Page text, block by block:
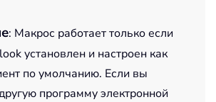
: Макрос работает только если
установлен и настроен как
по умолчанию. Если вы
программу электронной